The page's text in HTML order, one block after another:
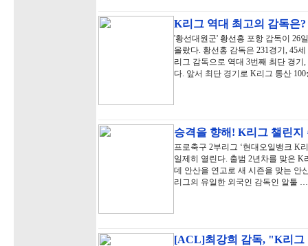
K리그 역대 최고의 감독은?
'황선대원군' 황선홍 포항 감독이 26
올랐다. 황선홍 감독은 231경기, 45
리그 감독으로 역대 3번째 최단 경
다. 앞서 최단 경기로 K리그 통산
승격을 향해! K리그 챌린
프로축구 2부리그 ‘현대오일뱅크 K
일제히 열린다. 출범 2년차를 맞은
데 안산을 연고로 새 시즌을 맞는 안
리그의 유일한 외국인 감독인 알툴 …
[ACL]최강희 감독, "K리그